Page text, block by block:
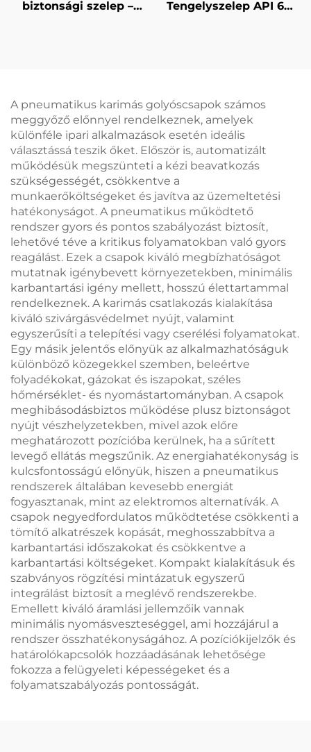
biztonsági szelep –
Tengelyszelep API 6D |
A pneumatikus karimás golyóscsapok számos
meggyőző előnnyel rendelkeznek, amelyek
különféle ipari alkalmazások esetén ideális
választássá teszik őket. Először is, automatizált
működésük megszünteti a kézi beavatkozás
szükségességét, csökkentve a
munkaerőköltségeket és javítva az üzemeltetési
hatékonyságot. A pneumatikus működtető
rendszer gyors és pontos szabályozást biztosít,
lehetővé téve a kritikus folyamatokban való gyors
reagálást. Ezek a csapok kiváló megbízhatóságot
mutatnak igénybevett környezetekben, minimális
karbantartási igény mellett, hosszú élettartammal
rendelkeznek. A karimás csatlakozás kialakítása
kiváló szivárgásvédelmet nyújt, valamint
egyszerűsíti a telepítési vagy cserélési folyamatokat.
Egy másik jelentős előnyük az alkalmazhatóságuk
különböző közegekkel szemben, beleértve
folyadékokat, gázokat és iszapokat, széles
hőmérséklet- és nyomástartományban. A csapok
meghibásodásbiztos működése plusz biztonságot
nyújt vészhelyzetekben, mivel azok előre
meghatározott pozícióba kerülnek, ha a sűrített
levegő ellátás megszűnik. Az energiahatékonyság is
kulcsfontosságú előnyük, hiszen a pneumatikus
rendszerek általában kevesebb energiát
fogyasztanak, mint az elektromos alternatívák. A
csapok negyedfordulatos működtetése csökkenti a
tömítő alkatrészek kopását, meghosszabbítva a
karbantartási időszakokat és csökkentve a
karbantartási költségeket. Kompakt kialakításuk és
szabványos rögzítési mintázatuk egyszerű
integrálást biztosít a meglévő rendszerekbe.
Emellett kiváló áramlási jellemzőik vannak
minimális nyomásveszteséggel, ami hozzájárul a
rendszer összhatékonyságához. A pozíciókijelzők és
határolókapcsolók hozzáadásának lehetősége
fokozza a felügyeleti képességeket és a
folyamatszabályozás pontosságát.